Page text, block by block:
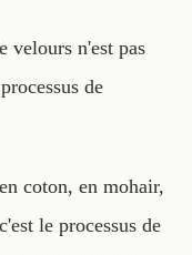
velours n'est pas
de
coton, en mohair,
le processus de